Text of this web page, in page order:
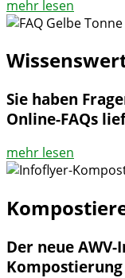
mehr lesen
Sie haben
Online-FAQs
mehr lesen
Der neue